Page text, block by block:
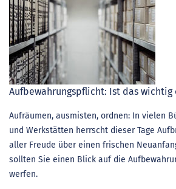
Aufbewahrungspflicht: Ist das wichtig
Aufräumen, ausmisten, ordnen: In vielen
und Werkstätten herrscht dieser Tage
aller Freude über einen frischen
sollten Sie einen Blick auf die
werfen.